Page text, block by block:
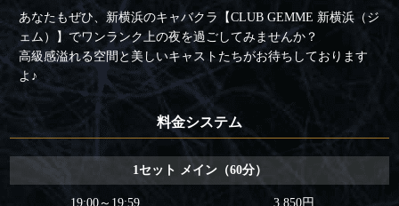
あなたもぜひ、新横浜のキャバクラ【CLUB GEMME 新横浜（ジ
ェム）】でワンランク上の夜を過ごしてみませんか？
高級感溢れる空間と美しいキャストたちがお待ちしております
よ♪
料金システム
1セット メイン（60分）
19:00～19:59 3,850円